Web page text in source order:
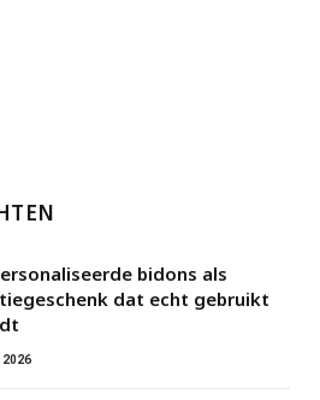
bidons als
dat echt gebruikt
2026